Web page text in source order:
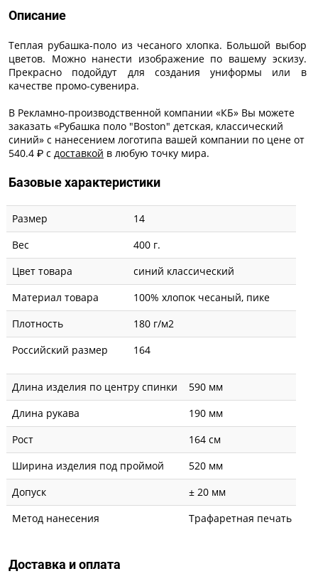
Описание
Теплая рубашка-поло из чесаного хлопка. Большой выбор
цветов. Можно нанести изображение по вашему эскизу.
Прекрасно подойдут для создания униформы или в
качестве промо-сувенира.
В Рекламно-производственной компании «КБ» Вы можете
заказать «Рубашка поло "Boston" детская, классический
синий» с нанесением логотипа вашей компании по цене от
540.4 ₽ с доставкой в любую точку мира.
Базовые характеристики
Размер
14
Вес
400 г.
Цвет товара
синий классический
Материал товара
100% хлопок чесаный, пике
Плотность
180 г/м2
Российский размер
164
Длина изделия по центру спинки
590 мм
Длина рукава
190 мм
Рост
164 см
Ширина изделия под проймой
520 мм
Допуск
± 20 мм
Метод нанесения
Трафаретная печать
Доставка и оплата